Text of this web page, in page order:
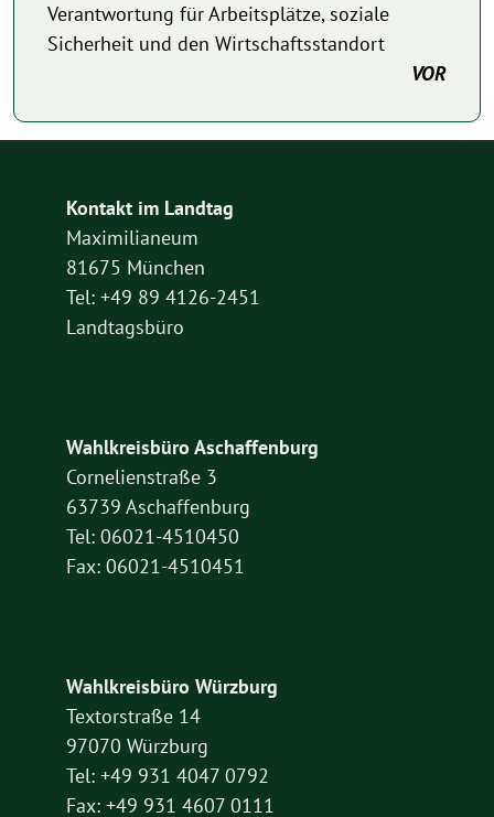
Verantwortung für Arbeitsplätze, soziale
Sicherheit und den Wirtschaftsstandort
VOR
Kontakt im Landtag
Maximilianeum
81675 München
Tel: +49 89 4126-2451
Landtagsbüro
Wahlkreisbüro Aschaffenburg
Cornelienstraße 3
63739 Aschaffenburg
Tel: 06021-4510450
Fax: 06021-4510451
Wahlkreisbüro Würzburg
Textorstraße 14
97070 Würzburg
Tel: +49 931 4047 0792
Fax: +49 931 4607 0111